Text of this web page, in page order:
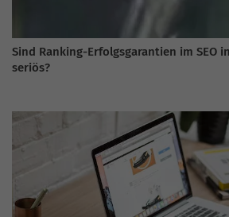
Sind Ranking-Erfolgsgarantien im SEO
seriös?